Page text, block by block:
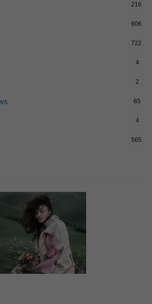
216
606
722
4
2
65
4
565